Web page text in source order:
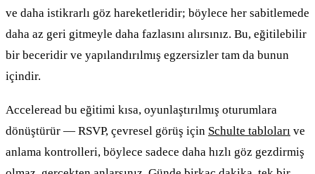
ve daha istikrarlı göz hareketleridir; böylece her sabitlemede
daha az geri gitmeyle daha fazlasını alırsınız. Bu, eğitilebilir
bir beceridir ve yapılandırılmış egzersizler tam da bunun
içindir.
Acceleread bu eğitimi kısa, oyunlaştırılmış oturumlara
dönüştürür — RSVP, çevresel görüş için Schulte tabloları ve
anlama kontrolleri, böylece sadece daha hızlı göz gezdirmiş